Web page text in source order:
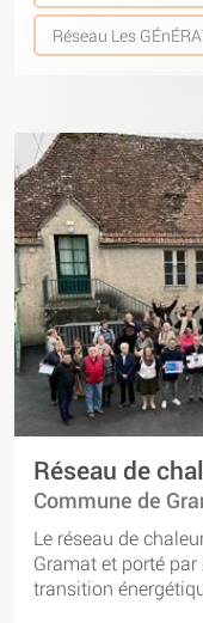
Réseau Les
Réseau de
Commune de
Le réseau de
Gramat et porté par
transition